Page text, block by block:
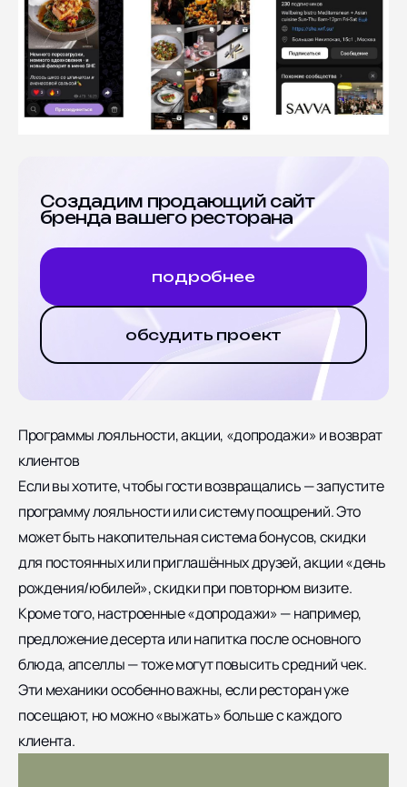
Создадим продающий сайт
бренда вашего ресторана
подробнее
обсудить проект
Программы лояльности, акции, «допродажи» и возврат
клиентов
Если вы хотите, чтобы гости возвращались — запустите
программу лояльности или систему поощрений. Это
может быть накопительная система бонусов, скидки
для постоянных или приглашённых друзей, акции «день
рождения/юбилей», скидки при повторном визите.
Кроме того, настроенные «допродажи» — например,
предложение десерта или напитка после основного
блюда, апселлы — тоже могут повысить средний чек.
Эти механики особенно важны, если ресторан уже
посещают, но можно «выжать» больше с каждого
клиента.